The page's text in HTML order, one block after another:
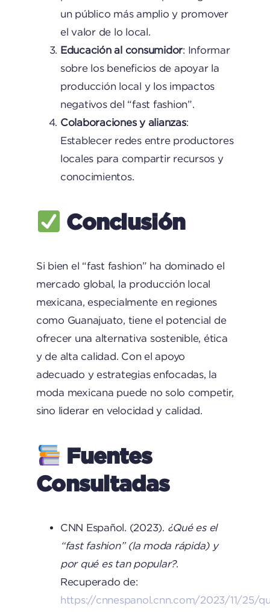
un público más amplio y promover
el valor de lo local.
Educación al consumidor: Informar
sobre los beneficios de apoyar la
producción local y los impactos
negativos del “fast fashion”.
Colaboraciones y alianzas:
Establecer redes entre productores
locales para compartir recursos y
conocimientos.
Conclusión
Si bien el “fast fashion” ha dominado el
mercado global, la producción local
mexicana, especialmente en regiones
como Guanajuato, tiene el potencial de
ofrecer una alternativa sostenible, ética
y de alta calidad. Con el apoyo
adecuado y estrategias enfocadas, la
moda mexicana puede no solo competir,
sino liderar en velocidad y calidad.
Fuentes
Consultadas
CNN Español. (2023). ¿Qué es el
“fast fashion” (la moda rápida) y
por qué es tan popular?.
Recuperado de:
https://cnnespanol.cnn.com/2023/11/25/